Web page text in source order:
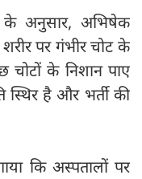
के अनुसार, अभिषेक
पर गंभीर चोट के
के निशान पाए
स्थिर है और भर्ती की
कि अस्पतालों पर